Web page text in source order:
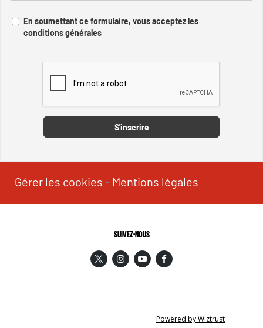
En soumettant ce formulaire, vous acceptez les
conditions générales
S'inscrire
Gérer les cookies - Mentions légales
SUIVEZ-NOUS
Powered by Wiztrust